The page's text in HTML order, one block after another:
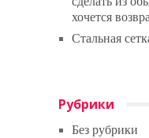
хочется
Стальная
Рубрики
Без рубрики